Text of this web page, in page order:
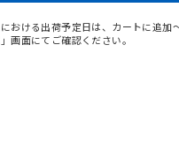
おける出荷予定日は、カートに追加
画面にてご確認ください。